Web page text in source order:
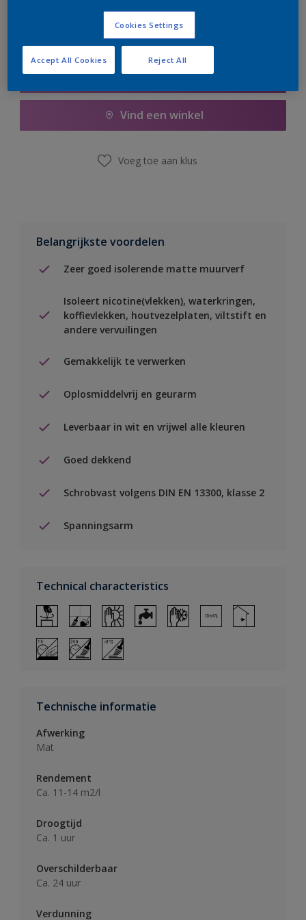
Boodschappenlijst
Vind een winkel
Voeg toe aan klus
Belangrijkste voordelen
Zeer goed isolerende matte muurverf
Isoleert nicotine(vlekken), waterkringen,
koffievlekken, houtvezelplaten, viltstift en
andere vervuilingen
Gemakkelijk te verwerken
Oplosmiddelvrij en geurarm
Leverbaar in wit en vrijwel alle kleuren
Goed dekkend
Schrobvast volgens DIN EN 13300, klasse 2
Spanningsarm
Technical characteristics
Technische informatie
Afwerking
Mat
Rendement
Ca. 11-14 m2/l
Droogtijd
Ca. 1 uur
Overschilderbaar
Ca. 24 uur
Verdunning
Cookies Settings
Reject All
Accept All Cookies